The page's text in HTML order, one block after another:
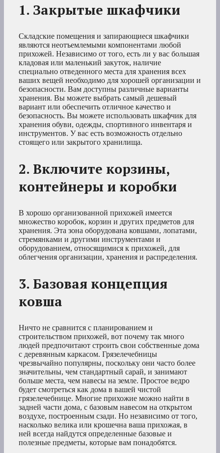
1. Закрытые шкафчики
Складские помещения и запирающиеся шкафчики
являются неотъемлемыми компонентами любой
прихожей. Независимо от того, есть ли у вас большая
кладовая или маленький закуток, наличие
специально отведенного места для хранения всех
ваших вещей необходимо для хорошей организации и
безопасности. Вам доступны различные варианты
хранения. Вы можете выбрать самый дешевый
вариант или обеспечить отличное качество и
безопасность. Вы можете использовать шкафчик для
хранения обуви, одежды, спортивного инвентаря и
инструментов. У вас есть возможность отдельно
стоящего или закрытого хранилища.
2. Включите корзины,
контейнеры и коробки
В хорошо организованной прихожей имеется
множество коробок, корзин и других предметов для
хранения. Эта зона оборудована ковшами, лопатами,
стремянками и другими инструментами и
оборудованием, относящимися к прихожей, для
облегчения организации, хранения и распределения.
3. Базовая концепция
ковша
Ничто не сравнится с планированием и
строительством прихожей, вот почему так много
людей предпочитают строить свои собственные дома
с деревянным каркасом. Грязелечебницы
чрезвычайно популярны, поскольку они часто более
значительны, чем стандартный сарай, и занимают
больше места, чем навесы на земле. Простое ведро
будет смотреться как дома в вашей чистой
грязелечебнице. Многие прихожие можно найти в
задней части дома, с базовым навесом на открытом
воздухе, построенным сзади. Но независимо от того,
насколько велика или крошечна ваша прихожая, в
ней всегда найдутся определенные базовые и
полезные предметы, которые вам понадобятся.